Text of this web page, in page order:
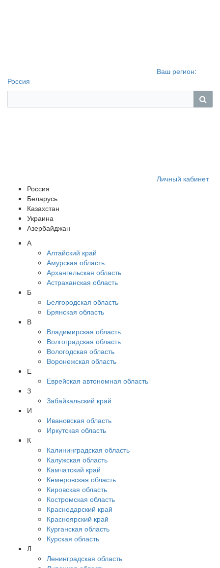
Ваш регион:
Россия
Личный кабинет
Россия
Беларусь
Казахстан
Украина
Азербайджан
А
Алтайский край
Амурская область
Архангельская область
Астраханская область
Б
Белгородская область
Брянская область
В
Владимирская область
Волгоградская область
Вологодская область
Воронежская область
Е
Еврейская автономная область
З
Забайкальский край
И
Ивановская область
Иркутская область
К
Калининградская область
Калужская область
Камчатский край
Кемеровская область
Кировская область
Костромская область
Краснодарский край
Красноярский край
Курганская область
Курская область
Л
Ленинградская область